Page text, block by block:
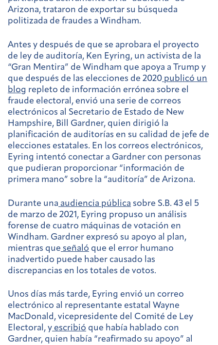
Arizona, trataron de exportar su búsqueda
politizada de fraudes a Windham.
Antes y después de que se aprobara el proyecto
de ley de auditoría, Ken Eyring, un activista de la
“Gran Mentira” de Windham que apoya a Trump y
que después de las elecciones de 2020 publicó un
blog repleto de información errónea sobre el
fraude electoral, envió una serie de correos
electrónicos al Secretario de Estado de New
Hampshire, Bill Gardner, quien dirigió la
planificación de auditorías en su calidad de jefe de
elecciones estatales. En los correos electrónicos,
Eyring intentó conectar a Gardner con personas
que pudieran proporcionar “información de
primera mano” sobre la “auditoría” de Arizona.
Durante una audiencia pública sobre S.B. 43 el 5
de marzo de 2021, Eyring propuso un análisis
forense de cuatro máquinas de votación en
Windham. Gardner expresó su apoyo al plan,
mientras que señaló que el error humano
inadvertido puede haber causado las
discrepancias en los totales de votos.
Unos días más tarde, Eyring envió un correo
electrónico al representante estatal Wayne
MacDonald, vicepresidente del Comité de Ley
Electoral, y escribió que había hablado con
Gardner, quien había “reafirmado su apoyo” al